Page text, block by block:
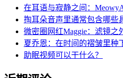
在耳语与寂静之间：
掏耳朵音声里通常包含哪些
微密圈网红Maggie：滤镜之
夏乔恩：在时间的褶皱里种
助眠视频可以干什么？